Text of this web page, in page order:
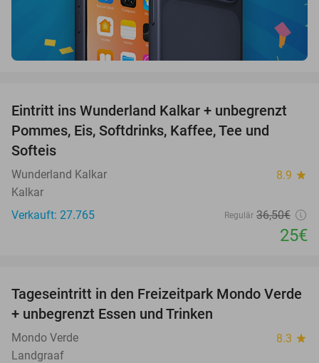
32%
Eintritt ins Wunderland Kalkar + unbegrenzt
Pommes, Eis, Softdrinks, Kaffee, Tee und
Softeis
Wunderland Kalkar 8.9 star
Kalkar
Verkauft: 27.765
Regulär 36,50€
25€
25%
Tageseintritt in den Freizeitpark Mondo Verde
+ unbegrenzt Essen und Trinken
Mondo Verde 8.3 star
Landgraaf